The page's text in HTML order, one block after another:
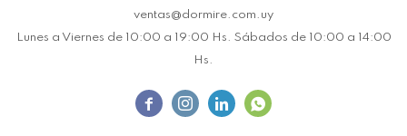
ventas@dormire.com.uy
Lunes a Viernes de 10:00 a 19:00 Hs. Sábados de 10:00 a 14:00
Hs.
   